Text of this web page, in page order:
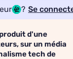
? Se
d'une
sur un média
tech de